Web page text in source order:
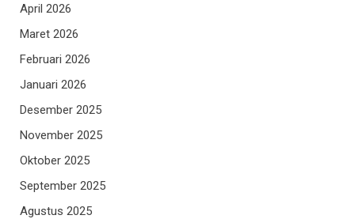
April 2026
Maret 2026
Februari 2026
Januari 2026
Desember 2025
November 2025
Oktober 2025
September 2025
Agustus 2025